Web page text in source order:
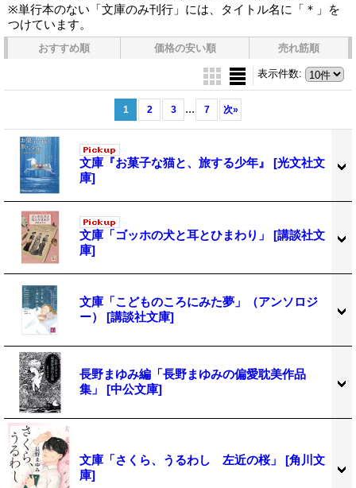
※単行本のない「文庫のみ刊行」には、タイトル名に「＊」を
つけています。
おすすめ順 価格の安い順 売れ筋順
表示件数:
1 2 3 ... 7 次»
文庫『お菓子な猫と、旅する少年』 [光文社文
庫]
文庫「ゴッホの犬と耳とひまわり」 [講談社文
庫]
文庫「こどものころにみた夢」（アンソロジ
ー） [講談社文庫]
長野まゆみ編「長野まゆみの偏愛耽美作品
集」 [中公文庫]
文庫「さくら、うるわし 左近の桜」 [角川文
庫]